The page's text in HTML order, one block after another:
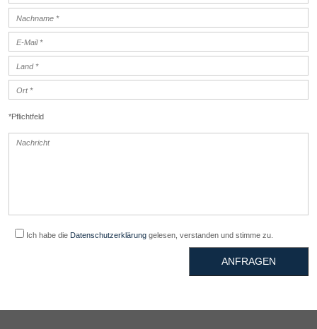
*Pflichtfeld
Ich habe die Datenschutzerklärunggelesen, verstanden und stimme zu.
ANFRAGEN